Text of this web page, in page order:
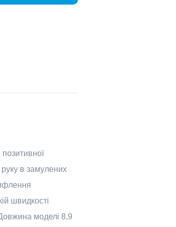
в замулених
швидкості
моделі 8,9